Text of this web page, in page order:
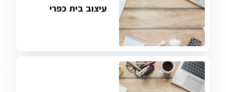
עיצוב בית כפרי